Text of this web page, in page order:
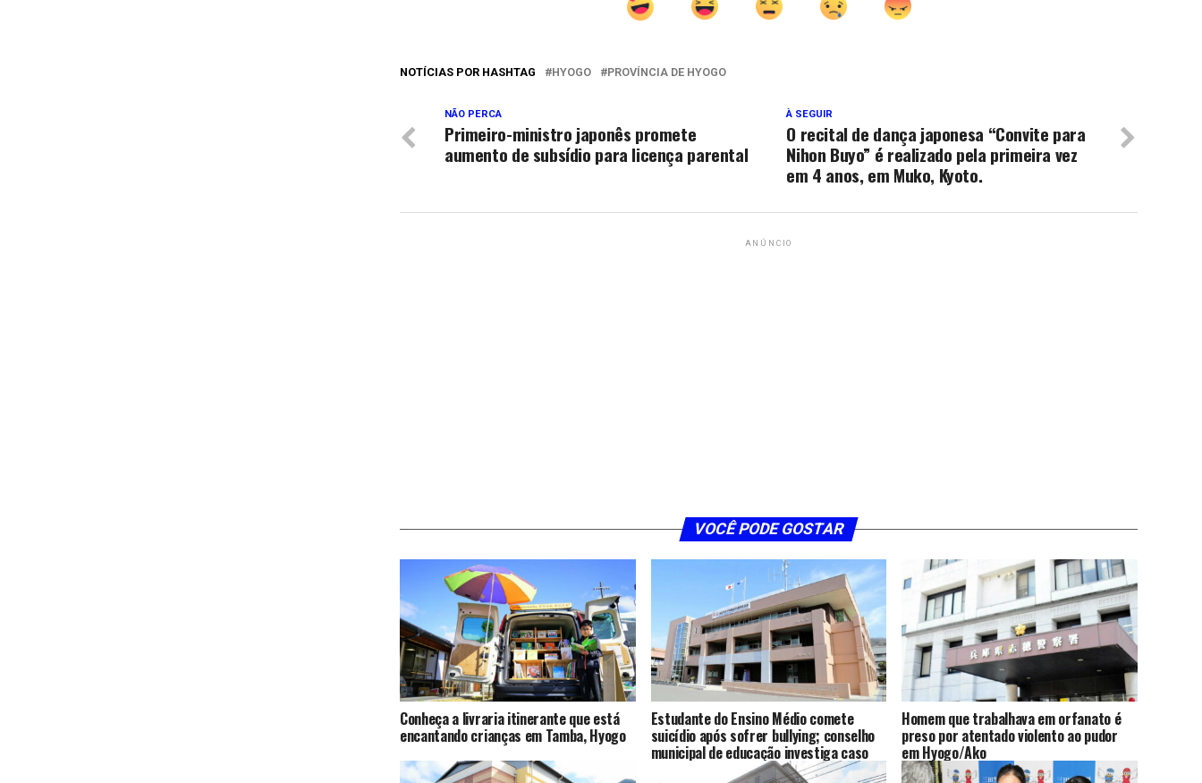
NOTÍCIAS POR HASHTAG HYOGO PROVÍNCIA DE HYOGO
À SEGUIR
O recital de dança japonesa “Convite para
Nihon Buyo” é realizado pela primeira vez
em 4 anos, em Muko, Kyoto.
NÃO PERCA
Primeiro-ministro japonês promete
aumento de subsídio para licença parental
ANÚNCIO
VOCÊ PODE GOSTAR
Conheça a livraria itinerante que está
encantando crianças em Tamba, Hyogo
Estudante do Ensino Médio comete
suicídio após sofrer bullying; conselho
municipal de educação investiga caso
Homem que trabalhava em orfanato é
preso por atentado violento ao pudor
em Hyogo/Ako